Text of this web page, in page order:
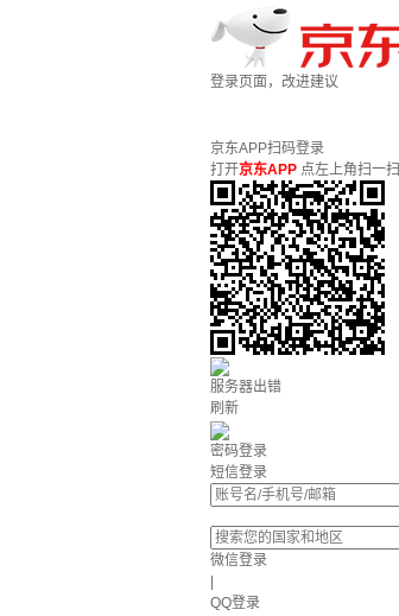
登录页面，改进建议
京东APP扫码登录
打开京东APP 点左上角扫一扫
服务器出错
刷新
密码登录
短信登录
微信登录
QQ登录